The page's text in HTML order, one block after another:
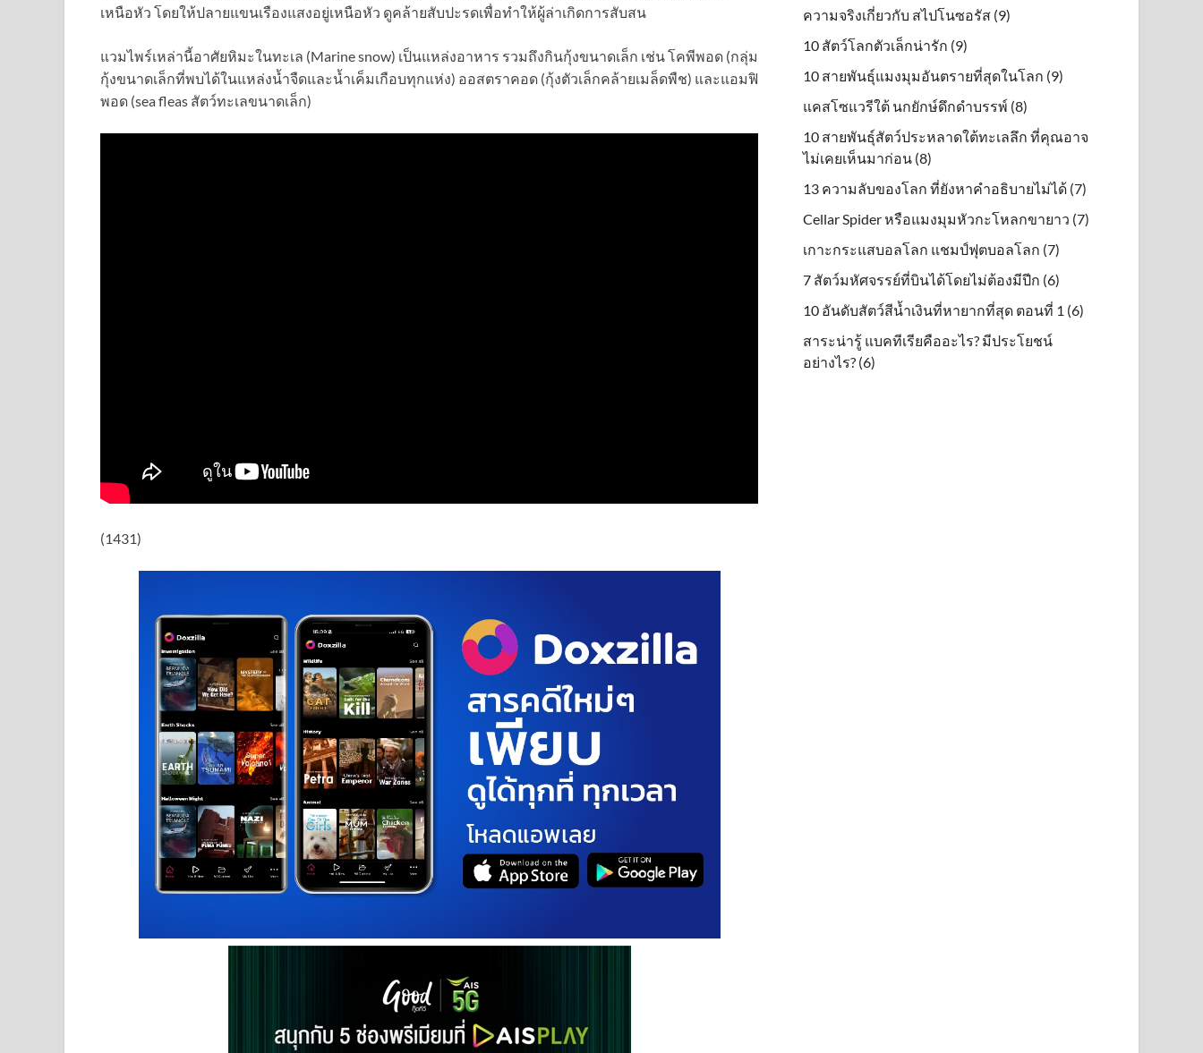
เหนือหัว โดยให้ปลายแขนเรืองแสงอยู่เหนือหัว ดูคล้ายสับปะรดเพื่อทำให้ผู้ล่าเกิดการสับสน
แวมไพร์เหล่านี้อาศัยหิมะในทะเล (Marine snow) เป็นแหล่งอาหาร รวมถึงกินกุ้งขนาดเล็ก เช่น โคพีพอด (กลุ่ม
กุ้งขนาดเล็กที่พบได้ในแหล่งน้ำจืดและน้ำเค็มเกือบทุกแห่ง) ออสตราคอด (กุ้งตัวเล็กคล้ายเมล็ดพืช) และแอมฟิ
พอด (sea fleas สัตว์ทะเลขนาดเล็ก)
(1431)
ความจริงเกี่ยวกับ สไปโนซอรัส (9)
10 สัตว์โลกตัวเล็กน่ารัก (9)
10 สายพันธุ์แมงมุมอันตรายที่สุดในโลก (9)
แคสโซแวรีใต้ นกยักษ์ดึกดําบรรพ์ (8)
10 สายพันธุ์สัตว์ประหลาดใต้ทะเลลึก ที่คุณอาจ
ไม่เคยเห็นมาก่อน (8)
13 ความลับของโลก ที่ยังหาคำอธิบายไม่ได้ (7)
Cellar Spider หรือแมงมุมหัวกะโหลกขายาว (7)
เกาะกระแสบอลโลก แชมป์ฟุตบอลโลก (7)
7 สัตว์มหัศจรรย์ที่บินได้โดยไม่ต้องมีปีก (6)
10 อันดับสัตว์สีน้ำเงินที่หายากที่สุด ตอนที่ 1 (6)
สาระน่ารู้ แบคทีเรียคืออะไร? มีประโยชน์
อย่างไร? (6)